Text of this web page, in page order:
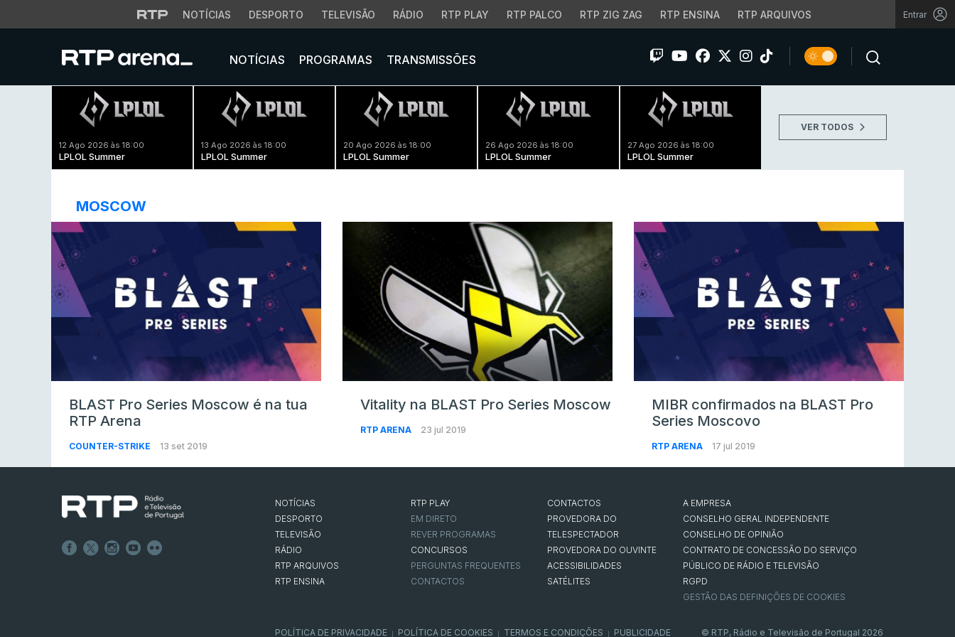
NOTÍCIAS DESPORTO TELEVISÃO RÁDIO RTP PLAY RTP PALCO RTP ZIG ZAG RTP ENSINA RTP ARQUIVOS Entrar
NOTÍCIAS PROGRAMAS TRANSMISSÕES
12 Ago 2026 às 18:00
LPLOL Summer
13 Ago 2026 às 18:00
LPLOL Summer
20 Ago 2026 às 18:00
LPLOL Summer
26 Ago 2026 às 18:00
LPLOL Summer
27 Ago 2026 às 18:00
LPLOL Summer
VER TODOS
MOSCOW
BLAST Pro Series Moscow é na tua
RTP Arena
COUNTER-STRIKE 13 set 2019
Vitality na BLAST Pro Series Moscow
RTP ARENA 23 jul 2019
MIBR confirmados na BLAST Pro
Series Moscovo
RTP ARENA 17 jul 2019
NOTÍCIAS
DESPORTO
TELEVISÃO
RÁDIO
RTP ARQUIVOS
RTP ENSINA
RTP PLAY
EM DIRETO
REVER PROGRAMAS
CONCURSOS
PERGUNTAS FREQUENTES
CONTACTOS
CONTACTOS
PROVEDORA DO
TELESPECTADOR
PROVEDORA DO OUVINTE
ACESSIBILIDADES
SATÉLITES
A EMPRESA
CONSELHO GERAL INDEPENDENTE
CONSELHO DE OPINIÃO
CONTRATO DE CONCESSÃO DO SERVIÇO
PÚBLICO DE RÁDIO E TELEVISÃO
RGPD
GESTÃO DAS DEFINIÇÕES DE COOKIES
POLÍTICA DE PRIVACIDADE POLÍTICA DE COOKIES TERMOS E CONDIÇÕES PUBLICIDADE © RTP, Rádio e Televisão de Portugal 2026